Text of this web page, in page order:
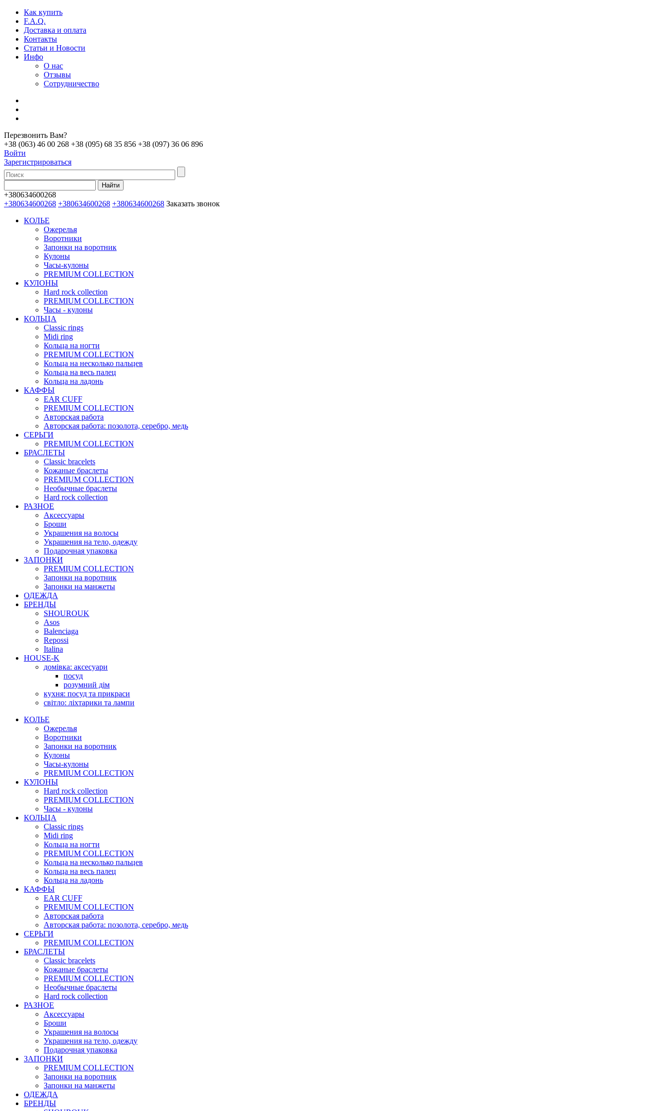
Как купить
F.A.Q.
Доставка и оплата
Контакты
Статьи и Новости
Инфо
О нас
Отзывы
Сотрудничество
Перезвонить Вам?
+38 (063) 46 00 268 +38 (095) 68 35 856 +38 (097) 36 06 896
Войти
Зарегистрироваться
+380634600268
+380634600268 +380634600268 +380634600268 Заказать звонок
КОЛЬЕ
Ожерелья
Воротники
Запонки на воротник
Кулоны
Часы-кулоны
PREMIUM COLLECTION
КУЛОНЫ
Hard rock collection
PREMIUM COLLECTION
Часы - кулоны
КОЛЬЦА
Classic rings
Midi ring
Кольца на ногти
PREMIUM COLLECTION
Кольца на несколько пальцев
Кольца на весь палец
Кольца на ладонь
КАФФЫ
EAR CUFF
PREMIUM COLLECTION
Авторская работа
Авторская работа: позолота, серебро, медь
СЕРЬГИ
PREMIUM COLLECTION
БРАСЛЕТЫ
Classic bracelets
Кожаные браслеты
PREMIUM COLLECTION
Необычные браслеты
Hard rock collection
РАЗНОЕ
Аксессуары
Броши
Украшения на волосы
Украшения на тело, одежду
Подарочная упаковка
ЗАПОНКИ
PREMIUM COLLECTION
Запонки на воротник
Запонки на манжеты
ОДЕЖДА
БРЕНДЫ
SHOUROUK
Asos
Balenciaga
Repossi
Italina
HOUSE-K
домівка: аксесуари
посуд
розумний дім
кухня: посуд та прикраси
світло: ліхтарики та лампи
КОЛЬЕ
Ожерелья
Воротники
Запонки на воротник
Кулоны
Часы-кулоны
PREMIUM COLLECTION
КУЛОНЫ
Hard rock collection
PREMIUM COLLECTION
Часы - кулоны
КОЛЬЦА
Classic rings
Midi ring
Кольца на ногти
PREMIUM COLLECTION
Кольца на несколько пальцев
Кольца на весь палец
Кольца на ладонь
КАФФЫ
EAR CUFF
PREMIUM COLLECTION
Авторская работа
Авторская работа: позолота, серебро, медь
СЕРЬГИ
PREMIUM COLLECTION
БРАСЛЕТЫ
Classic bracelets
Кожаные браслеты
PREMIUM COLLECTION
Необычные браслеты
Hard rock collection
РАЗНОЕ
Аксессуары
Броши
Украшения на волосы
Украшения на тело, одежду
Подарочная упаковка
ЗАПОНКИ
PREMIUM COLLECTION
Запонки на воротник
Запонки на манжеты
ОДЕЖДА
БРЕНДЫ